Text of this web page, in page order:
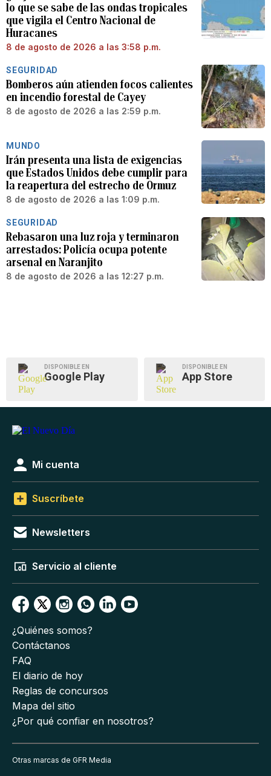
lo que se sabe de las ondas tropicales
que vigila el Centro Nacional de
Huracanes
8 de agosto de 2026 a las 3:58 p.m.
SEGURIDAD
Bomberos aún atienden focos calientes
en incendio forestal de Cayey
8 de agosto de 2026 a las 2:59 p.m.
MUNDO
Irán presenta una lista de exigencias
que Estados Unidos debe cumplir para
la reapertura del estrecho de Ormuz
8 de agosto de 2026 a las 1:09 p.m.
SEGURIDAD
Rebasaron una luz roja y terminaron
arrestados: Policía ocupa potente
arsenal en Naranjito
8 de agosto de 2026 a las 12:27 p.m.
DISPONIBLE EN
Google Play
DISPONIBLE EN
App Store
Mi cuenta
Suscríbete
Newsletters
Servicio al cliente
¿Quiénes somos?
Contáctanos
FAQ
El diario de hoy
Reglas de concursos
Mapa del sitio
¿Por qué confiar en nosotros?
Otras marcas de GFR Media